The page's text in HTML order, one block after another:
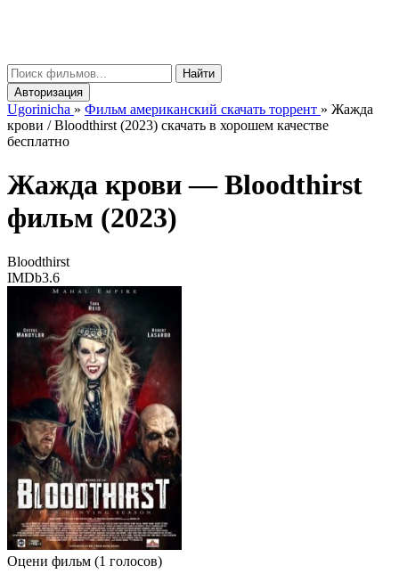
Найти
Авторизация
Ugorinicha » Фильм американский скачать торрент » Жажда
крови / Bloodthirst (2023) скачать в хорошем качестве
бесплатно
Жажда крови —Bloodthirst
фильм (2023)
Bloodthirst
IMDb3.6
Оцени фильм (1 голосов)